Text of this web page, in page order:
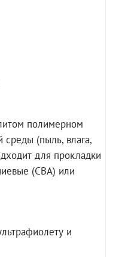
полимерном
среды (пыль, влага,
для прокладки
(СВА) или
и